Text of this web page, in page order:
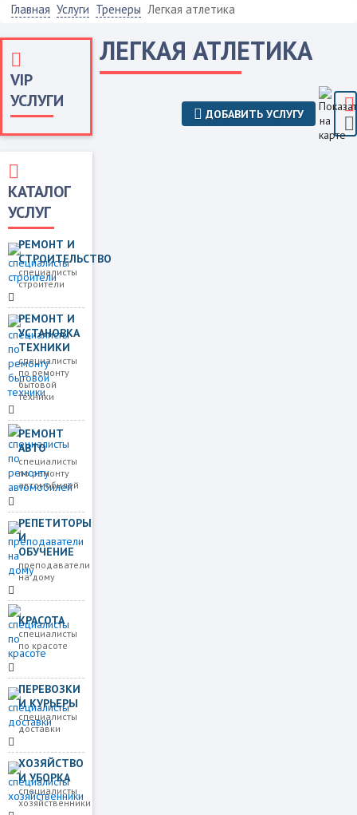
Главная Услуги Тренеры Легкая атлетика
VIP
УСЛУГИ
КАТАЛОГ
УСЛУГ
РЕМОНТ И
СТРОИТЕЛЬСТВО
специалисты
строители
РЕМОНТ И
УСТАНОВКА
ТЕХНИКИ
специалисты
по ремонту
бытовой
техники
РЕМОНТ
АВТО
специалисты
по ремонту
автомобилей
РЕПЕТИТОРЫ
И
ОБУЧЕНИЕ
преподаватели
на дому
КРАСОТА
специалисты
по красоте
ПЕРЕВОЗКИ
И КУРЬЕРЫ
специалисты
доставки
ХОЗЯЙСТВО
И УБОРКА
специалисты
хозяйственники
ЛЕГКАЯ АТЛЕТИКА
ДОБАВИТЬ УСЛУГУ